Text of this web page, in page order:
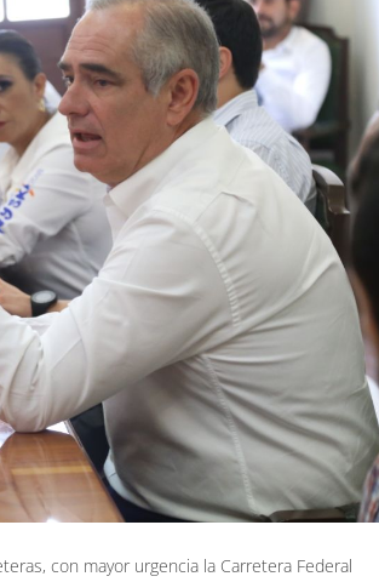
con mayor urgencia la Carretera Federal